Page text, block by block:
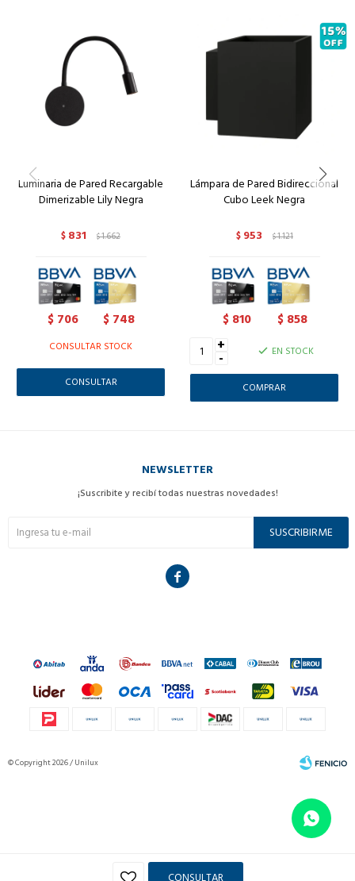
Luminaria de Pared Recargable
Dimerizable Lily Negra
$ 831 $1.662
$ 706 $ 748
CONSULTAR STOCK
CONSULTAR
Lámpara de Pared Bidireccional
Cubo Leek Negra
$ 953 $1.121
$ 810 $ 858
+
- EN STOCK
NEWSLETTER
¡Suscribite y recibí todas nuestras novedades!
SUSCRIBIRME

© Copyright 2026 / Unilux